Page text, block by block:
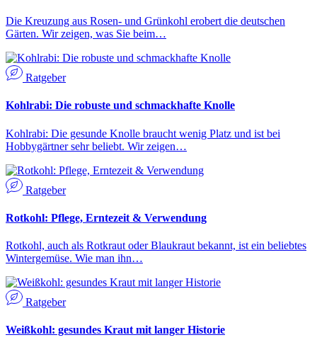
Die Kreuzung aus Rosen- und Grünkohl erobert die deutschen
Gärten. Wir zeigen, was Sie beim…
Ratgeber
Kohlrabi: Die robuste und schmackhafte Knolle
Kohlrabi: Die gesunde Knolle braucht wenig Platz und ist bei
Hobbygärtner sehr beliebt. Wir zeigen…
Ratgeber
Rotkohl: Pflege, Erntezeit & Verwendung
Rotkohl, auch als Rotkraut oder Blaukraut bekannt, ist ein beliebtes
Wintergemüse. Wie man ihn…
Ratgeber
Weißkohl: gesundes Kraut mit langer Historie